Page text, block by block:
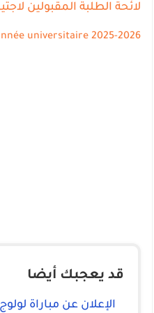
لائحة الطلبة المقبولين
universitaire 2025-2026
قد يعجبك أيضا
الإعلان عن مباراة